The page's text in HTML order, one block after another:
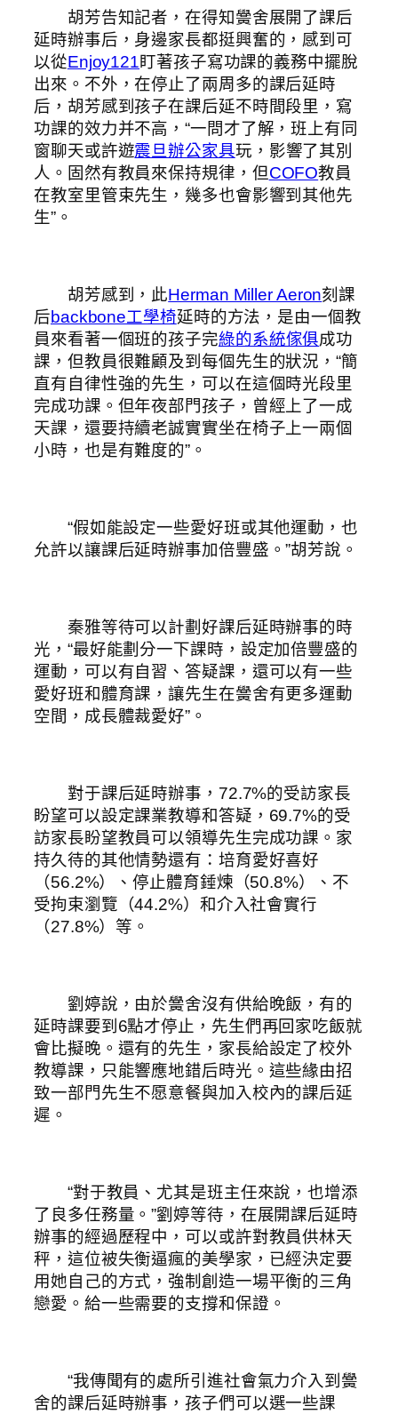
胡芳告知記者，在得知黌舍展開了課后
延時辦事后，身邊家長都挺興奮的，感到可
以從Enjoy121盯著孩子寫功課的義務中擺脫
出來。不外，在停止了兩周多的課后延時
后，胡芳感到孩子在課后延不時間段里，寫
功課的效力并不高，“一問才了解，班上有同
窗聊天或許遊震旦辦公家具玩，影響了其別
人。固然有教員來保持規律，但COFO教員
在教室里管束先生，幾多也會影響到其他先
生”。
胡芳感到，此Herman Miller Aeron刻課
后backbone工學椅延時的方法，是由一個教
員來看著一個班的孩子完綠的系統傢俱成功
課，但教員很難顧及到每個先生的狀況，“簡
直有自律性強的先生，可以在這個時光段里
完成功課。但年夜部門孩子，曾經上了一成
天課，還要持續老誠實實坐在椅子上一兩個
小時，也是有難度的”。
“假如能設定一些愛好班或其他運動，也
允許以讓課后延時辦事加倍豐盛。”胡芳說。
秦雅等待可以計劃好課后延時辦事的時
光，“最好能劃分一下課時，設定加倍豐盛的
運動，可以有自習、答疑課，還可以有一些
愛好班和體育課，讓先生在黌舍有更多運動
空間，成長體裁愛好”。
對于課后延時辦事，72.7%的受訪家長
盼望可以設定課業教導和答疑，69.7%的受
訪家長盼望教員可以領導先生完成功課。家
持久待的其他情勢還有：培育愛好喜好
（56.2%）、停止體育錘煉（50.8%）、不
受拘束瀏覽（44.2%）和介入社會實行
（27.8%）等。
劉婷說，由於黌舍沒有供給晚飯，有的
延時課要到6點才停止，先生們再回家吃飯就
會比擬晚。還有的先生，家長給設定了校外
教導課，只能響應地錯后時光。這些緣由招
致一部門先生不愿意餐與加入校內的課后延
遲。
“對于教員、尤其是班主任來說，也增添
了良多任務量。”劉婷等待，在展開課后延時
辦事的經過歷程中，可以或許對教員供林天
秤，這位被失衡逼瘋的美學家，已經決定要
用她自己的方式，強制創造一場平衡的三角
戀愛。給一些需要的支撐和保證。
“我傳聞有的處所引進社會氣力介入到黌
舍的課后延時辦事，孩子們可以選一些課